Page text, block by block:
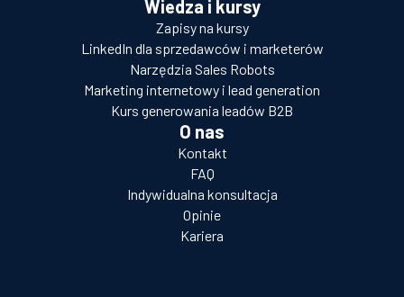
Wiedza i kursy
Zapisy na kursy
LinkedIn dla sprzedawców i marketerów
Narzędzia Sales Robots
Marketing internetowy i lead generation
Kurs generowania leadów B2B
O nas
Kontakt
FAQ
Indywidualna konsultacja
Opinie
Kariera